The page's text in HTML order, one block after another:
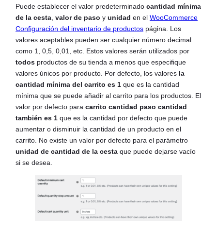
Puede establecer el valor predeterminado cantidad mínima
de la cesta valor de paso y unidad en el WooCommerce
Configuración del inventario de productos página. Los
valores aceptables pueden ser cualquier número decimal
como 1, 0,5, 0,01, etc. Estos valores serán utilizados por
todos productos de su tienda a menos que especifique
valores únicos por producto. Por defecto, los valores la
cantidad mínima del carrito es 1 que es la cantidad
mínima que se puede añadir al carrito para los productos. El
valor por defecto para carrito cantidad paso cantidad
también es 1 que es la cantidad por defecto que puede
aumentar o disminuir la cantidad de un producto en el
carrito. No existe un valor por defecto para el parámetro
unidad de cantidad de la cesta que puede dejarse vacío
si se desea.